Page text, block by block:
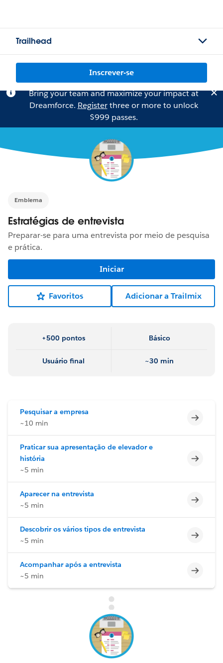
Trailhead
Inscrever-se
Bring your team and maximize your impact at
Dreamforce. Registerthree or more to unlock
$999 passes.
Emblema
Estratégias de entrevista
Preparar-se para uma entrevista por meio de pesquisa
e prática.
Iniciar
Favoritos Adicionar a Trailmix
+500 pontos Básico
Usuário final ~30 min
Pesquisar a empresa
~10 min
Praticar sua apresentação de elevador e
história
~5 min
Aparecer na entrevista
~5 min
Descobrir os vários tipos de entrevista
~5 min
Acompanhar após a entrevista
~5 min